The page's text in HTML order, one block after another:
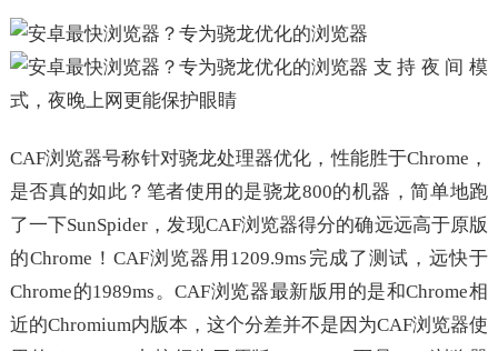
支持夜间模
式，夜晚上网更能保护眼睛
CAF浏览器号称针对骁龙处理器优化，性能胜于Chrome，
是否真的如此？笔者使用的是骁龙800的机器，简单地跑
了一下SunSpider，发现CAF浏览器得分的确远远高于原版
的Chrome！CAF浏览器用1209.9ms完成了测试，远快于
Chrome的1989ms。CAF浏览器最新版用的是和Chrome相
近的Chromium内版本，这个分差并不是因为CAF浏览器使